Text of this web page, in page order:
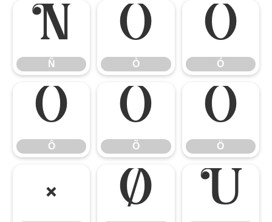
Ñ
Ñ
Ò
Ò
Ó
Ó
Ô
Ô
Õ
Õ
Ö
Ö
× Ø Ù